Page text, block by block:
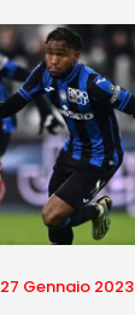
27 Gennaio 2023